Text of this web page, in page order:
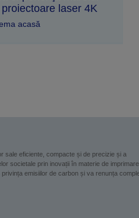
laser 4K
acasă
sale eficiente, compacte și de precizie și a
societale prin inovații în materie de imprimare
emisiilor de carbon și va renunța